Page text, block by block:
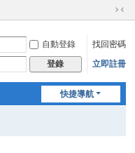
切
到
窄
自動登錄
找回密碼
登錄 立即註冊
快捷導航